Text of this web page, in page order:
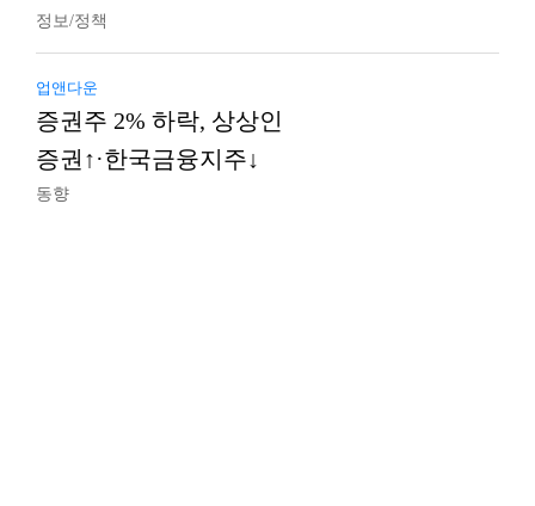
정보/정책
업앤다운
증권주 2% 하락, 상상인
증권↑·한국금융지주↓
동향